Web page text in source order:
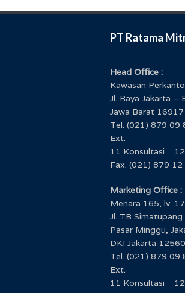
PT Ratama
Head Office :
Kawasan
Jl. Raya Jakarta –
Jawa Barat 16917
Tel. (021) 879 09
Ext.
11 Konsultasi 12
Fax. (021) 879 12
Marketing Office :
Menara 165, lv. 17
Jl. TB
Pasar Minggu,
DKI Jakarta 12560
Tel. (021) 879 09
Ext.
11 Konsultasi 12